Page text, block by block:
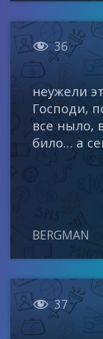
 36
неужели
Господи,
все ныло,
било… а
BERGMAN
 37